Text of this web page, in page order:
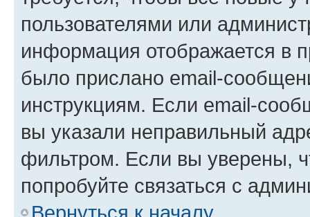
пользователями или
информация отображается в
было прислано email-
инструкциям. Если email-
вы указали неправильный
фильтром. Если вы уверены,
попробуйте связаться с
Вернуться к началу